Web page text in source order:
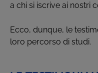
a chi si iscrive ai nostri
Ecco, dunque, le
loro percorso di studi.